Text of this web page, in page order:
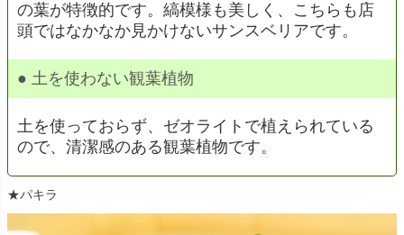
の葉が特徴的です。縞模様も美しく、こちらも店
頭ではなかなか見かけないサンスベリアです。
● 土を使わない観葉植物
土を使っておらず、ゼオライトで植えられている
ので、清潔感のある観葉植物です。
★パキラ